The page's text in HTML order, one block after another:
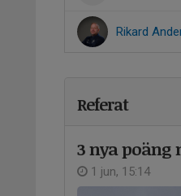
Rikard
Referat
3 nya poäng
1 jun, 15:14